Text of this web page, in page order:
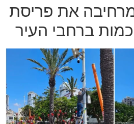
מרחיבה את פריסת
ברחבי העיר